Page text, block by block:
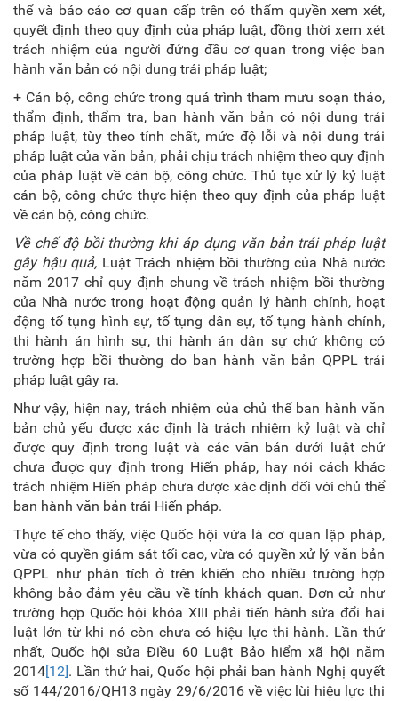
thể và báo cáo cơ quan cấp trên có thẩm quyền xem xét,
quyết định theo quy định của pháp luật, đồng thời xem xét
trách nhiệm của người đứng đầu cơ quan trong việc ban
hành văn bản có nội dung trái pháp luật;
+ Cán bộ, công chức trong quá trình tham mưu soạn thảo,
thẩm định, thẩm tra, ban hành văn bản có nội dung trái
pháp luật, tùy theo tính chất, mức độ lỗi và nội dung trái
pháp luật của văn bản, phải chịu trách nhiệm theo quy định
của pháp luật về cán bộ, công chức. Thủ tục xử lý kỷ luật
cán bộ, công chức thực hiện theo quy định của pháp luật
về cán bộ, công chức.
Về chế độ bồi thường khi áp dụng văn bản trái pháp luật
gây hậu quả, Luật Trách nhiệm bồi thường của Nhà nước
năm 2017 chỉ quy định chung về trách nhiệm bồi thường
của Nhà nước trong hoạt động quản lý hành chính, hoạt
động tố tụng hình sự, tố tụng dân sự, tố tụng hành chính,
thi hành án hình sự, thi hành án dân sự chứ không có
trường hợp bồi thường do ban hành văn bản QPPL trái
pháp luật gây ra.
Như vậy, hiện nay, trách nhiệm của chủ thể ban hành văn
bản chủ yếu được xác định là trách nhiệm kỷ luật và chỉ
được quy định trong luật và các văn bản dưới luật chứ
chưa được quy định trong Hiến pháp, hay nói cách khác
trách nhiệm Hiến pháp chưa được xác định đối với chủ thể
ban hành văn bản trái Hiến pháp.
Thực tế cho thấy, việc Quốc hội vừa là cơ quan lập pháp,
vừa có quyền giám sát tối cao, vừa có quyền xử lý văn bản
QPPL như phân tích ở trên khiến cho nhiều trường hợp
không bảo đảm yêu cầu về tính khách quan. Đơn cử như
trường hợp Quốc hội khóa XIII phải tiến hành sửa đổi hai
luật lớn từ khi nó còn chưa có hiệu lực thi hành. Lần thứ
nhất, Quốc hội sửa Điều 60 Luật Bảo hiểm xã hội năm
2014[12]. Lần thứ hai, Quốc hội phải ban hành Nghị quyết
số 144/2016/QH13 ngày 29/6/2016 về việc lùi hiệu lực thi